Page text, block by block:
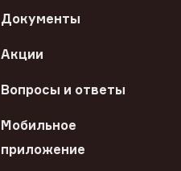
Документы
Акции
Вопросы и ответы
Мобильное
приложение